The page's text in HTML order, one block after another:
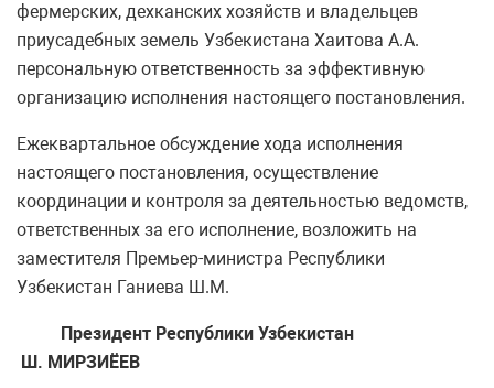
фермерских, дехканских хозяйств и владельцев
приусадебных земель Узбекистана Хаитова А.А.
персональную ответственность за эффективную
организацию исполнения настоящего постановления.
Ежеквартальное обсуждение хода исполнения
настоящего постановления, осуществление
координации и контроля за деятельностью ведомств,
ответственных за его исполнение, возложить на
заместителя Премьер-министра Республики
Узбекистан Ганиева Ш.М.
Президент Республики Узбекистан
Ш. МИРЗИЁЕВ